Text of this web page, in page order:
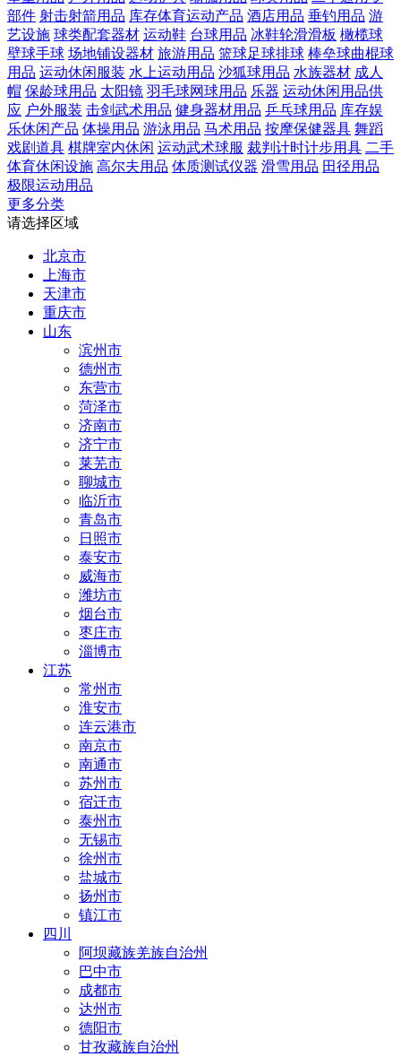
部件 射击射箭用品 库存体育运动产品 酒店用品 垂钓用品 游
艺设施 球类配套器材 运动鞋 台球用品 冰鞋轮滑滑板 橄榄球
壁球手球 场地铺设器材 旅游用品 篮球足球排球 棒垒球曲棍球
用品 运动休闲服装 水上运动用品 沙狐球用品 水族器材 成人
帽 保龄球用品 太阳镜 羽毛球网球用品 乐器 运动休闲用品供
应 户外服装 击剑武术用品 健身器材用品 乒乓球用品 库存娱
乐休闲产品 体操用品 游泳用品 马术用品 按摩保健器具 舞蹈
戏剧道具 棋牌室内休闲 运动武术球服 裁判计时计步用具 二手
体育休闲设施 高尔夫用品 体质测试仪器 滑雪用品 田径用品
极限运动用品
更多分类
请选择区域
北京市
上海市
天津市
重庆市
山东
滨州市
德州市
东营市
菏泽市
济南市
济宁市
莱芜市
聊城市
临沂市
青岛市
日照市
泰安市
威海市
潍坊市
烟台市
枣庄市
淄博市
江苏
常州市
淮安市
连云港市
南京市
南通市
苏州市
宿迁市
泰州市
无锡市
徐州市
盐城市
扬州市
镇江市
四川
阿坝藏族羌族自治州
巴中市
成都市
达州市
德阳市
甘孜藏族自治州